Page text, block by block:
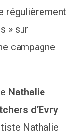
régulièrement
» sur
campagne
Nathalie
d’Evry
Nathalie